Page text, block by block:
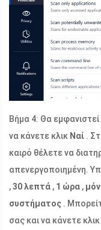
Βήμα 4: Θα
να κάνετε κλικ Ναί .
καιρό θέλετε να
απενεργοποιημένη.
,30 λεπτά , 1 ώρα ,
συστήματος .
σας και να κάνετε κλικ